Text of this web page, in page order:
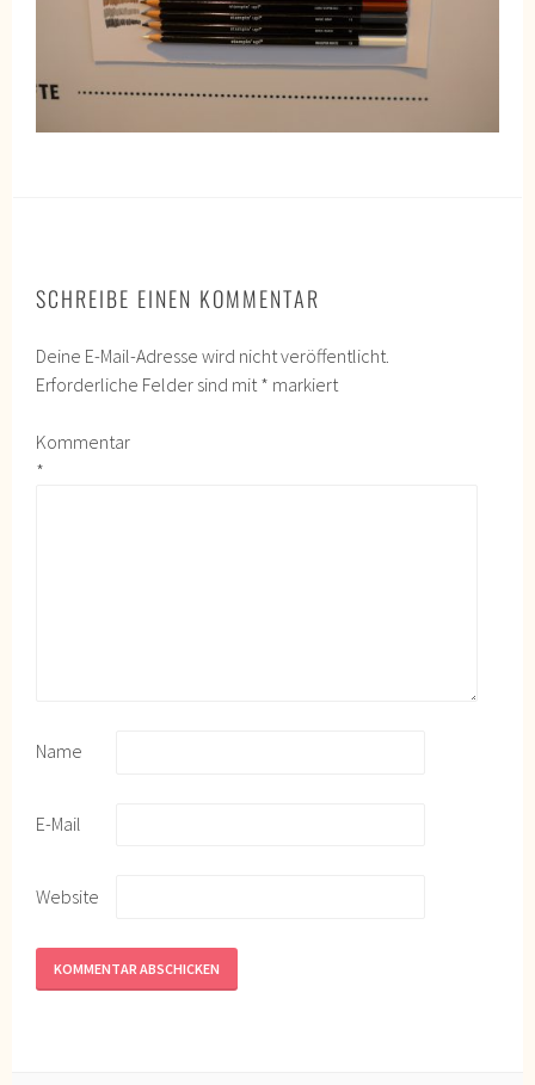
SCHREIBE EINEN KOMMENTAR
Deine E-Mail-Adresse wird nicht veröffentlicht.
Erforderliche Felder sind mit* markiert
Kommentar
*
Name
E-Mail
Website